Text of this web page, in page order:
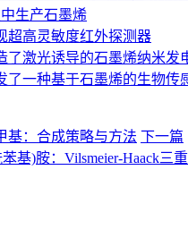
生产石墨烯
超高灵敏度红外探测器
了激光诱导的石墨烯纳米发
了一种基于石墨烯的生物传
基：合成策略与方法 下一篇
基)胺：Vilsmeier-Haack三